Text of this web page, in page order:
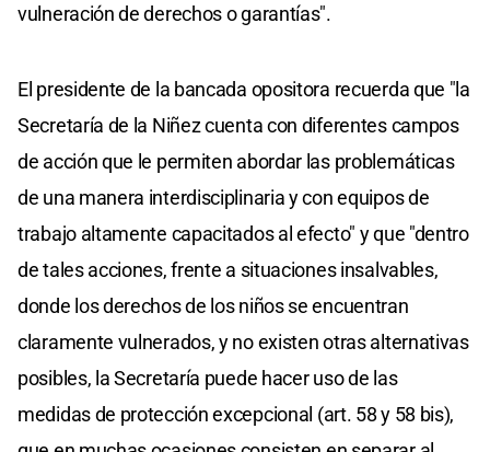
vulneración de derechos o garantías".
El presidente de la bancada opositora recuerda que "la
Secretaría de la Niñez cuenta con diferentes campos
de acción que le permiten abordar las problemáticas
de una manera interdisciplinaria y con equipos de
trabajo altamente capacitados al efecto" y que "dentro
de tales acciones, frente a situaciones insalvables,
donde los derechos de los niños se encuentran
claramente vulnerados, y no existen otras alternativas
posibles, la Secretaría puede hacer uso de las
medidas de protección excepcional (art. 58 y 58 bis),